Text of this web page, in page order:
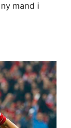
mand i